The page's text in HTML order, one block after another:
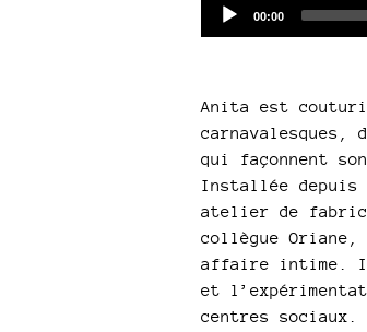
Current
00:00
Anita est
carnavalesques,
qui façonnent
Installée depuis
atelier de
collègue
affaire intime.
et
centres sociaux.